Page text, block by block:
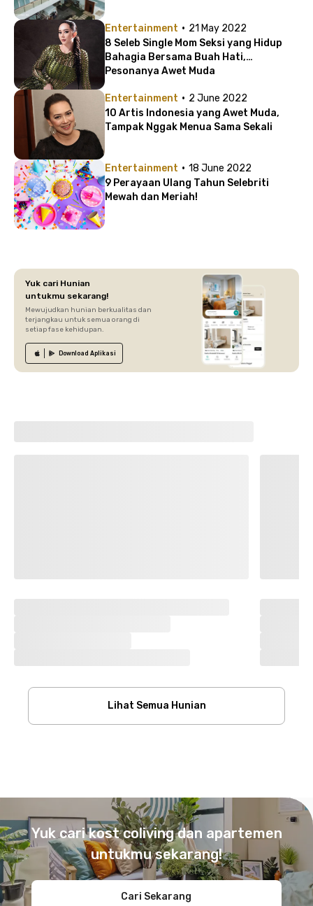
Entertainment · 21 May 2022
8 Seleb Single Mom Seksi yang Hidup
Bahagia Bersama Buah Hati,
Pesonanya Awet Muda
Entertainment · 2 June 2022
10 Artis Indonesia yang Awet Muda,
Tampak Nggak Menua Sama Sekali
Entertainment · 18 June 2022
9 Perayaan Ulang Tahun Selebriti
Mewah dan Meriah!
Yuk cari Hunian
untukmu sekarang!
Mewujudkan hunian berkualitas dan
terjangkau untuk semua orang di
setiap fase kehidupan.
Download Aplikasi
Lihat Semua Hunian
Yuk cari kost coliving dan apartemen
untukmu sekarang!
Cari Sekarang